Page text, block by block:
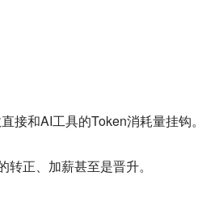
接和AI工具的Token消耗量挂钩。
正、加薪甚至是晋升。